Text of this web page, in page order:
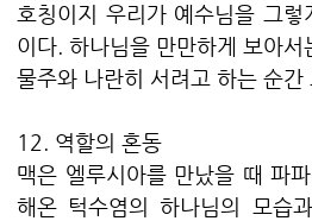
호칭이지 우리가 예수님을 그
이다. 하나님을 만만하게 보아
물주와 나란히 서려고 하는 순
12. 역할의 혼동
맥은 엘루시아를 만났을 때 파
해온 턱수염의 하나님의 모습